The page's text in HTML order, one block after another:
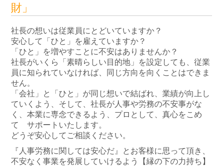
財」
社長の想いは従業員にとどいていますか？
安心して「ひと」を雇えていますか？
「ひと」を増やすことに不安はありませんか？
社長がいくら「素晴らしい目的地」を設定しても、従業
員に知られていなければ、同じ方向を向くことはできま
せん。
「会社」と「ひと」が同じ想いで結ばれ、業績が向上し
ていくよう、そして、社長が人事や労務の不安事がな
く、本業に専念できるよう、プロとして、真心をこめ
て サポートいたします。
どうぞ安心してご相談ください。
『人事労務に関しては安心だ』とお客様に思って頂き、
不安なく事業を発展していけるよう【縁の下の力持ち】